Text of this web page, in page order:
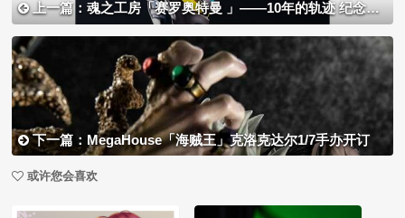
上一篇：魂之工房「赛罗奥特曼 」——10年的轨迹 纪念手办开订
下一篇：MegaHouse「海贼王」克洛克达尔1/7手办开订
或许您会喜欢